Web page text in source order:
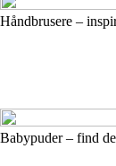
Håndbrusere –
Babypuder – find